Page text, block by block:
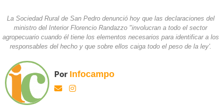
La Sociedad Rural de San Pedro denunció hoy que las declaraciones del
ministro del Interior Florencio Randazzo "involucran a todo el sector
agropecuario cuando él tiene los elementos necesarios para identificar a los
responsables del hecho y que sobre ellos caiga todo el peso de la ley'.
Por Infocampo